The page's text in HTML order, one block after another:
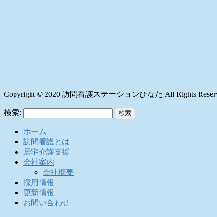
Copyright © 2020 訪問看護ステーションひなた All Rights
検索:
ホーム
訪問看護とは
居宅介護支援
会社案内
会社概要
採用情報
更新情報
お問い合わせ